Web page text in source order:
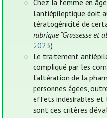
Chez la femme en
l’antiépileptique doit
tératogénicité de
rubrique “Grossesse et
2023).
Le traitement
compliqué par les
l'altération de la
personnes âgées,
effets indésirables et
sont des critères